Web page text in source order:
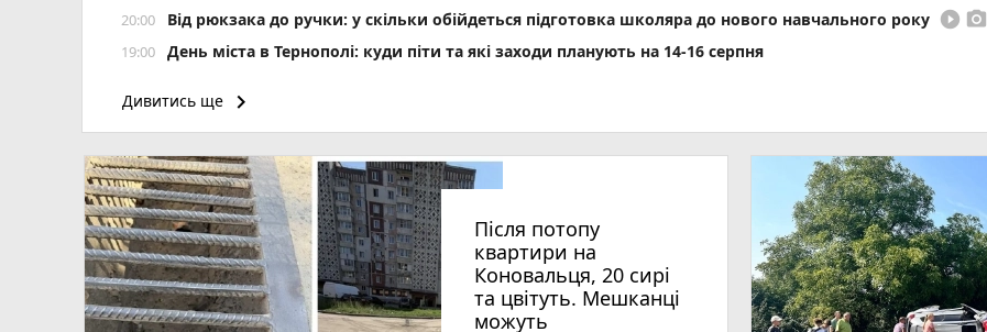
20:00 Від рюкзака до ручки: у скільки обійдеться підготовка школяра до нового навчального року play_circle_filled photo_camera
19:00 День міста в Тернополі: куди піти та які заходи планують на 14-16 серпня
17:40 Коли потрібно міняти мастило в АКПП: рекомендації та ознаки, що не варто ігнорувати (новини компаній)
17:04
Потрійна аварія в селі Колодне: одного з водіїв заблокувало всередині авто, серед постраждалих —
дитина
16:40 Багатоповерхівку на 90 квартир в Монастириськах повернули у власність держави
16:30 Культура військової справи: що варто знати перед вступом (пресслужба)
16:09 Сучасна операційна у «Клініці професора Стефана Хміля»: показуємо, у чому її особливість play_circle_filled photo_camera
Дивитись ще keyboard_arrow_right
Після потопу
квартири на
Коновальця, 20 сирі
та цвітуть. Мешканці
можуть